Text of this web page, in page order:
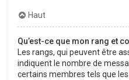
Haut
Qu’est-ce que mon rang et
Les rangs, qui peuvent être
indiquent le nombre de
certains membres tels que